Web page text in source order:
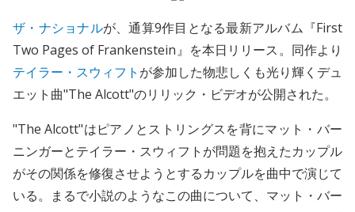
ザ・ナショナルが、通算9作目となる最新アルバム『First
Two Pages of Frankenstein』を本日リリース。同作より
テイラー・スウィフト が参加した物悲しくも光り輝くデュ
エット曲"The Alcott"のリリック・ビデオが公開された。
"The Alcott"はピアノとストリングスを背にマット・バー
ニンガーとテイラー・スウィフトが問題を抱えたカップル
がその関係を修復させようとするカップルを曲中で演じて
いる。まるで小説のようなこの曲について、マット・バー